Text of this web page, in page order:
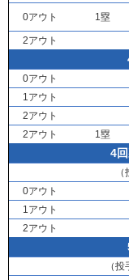
0アウト 1塁
2アウト
0アウト
1アウト
2アウト
2アウト
1塁
4
0アウト
1アウト
2アウト
（